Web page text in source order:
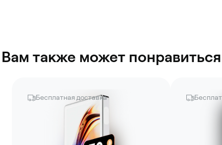
Вам также может понравиться
Бесплатная доставка